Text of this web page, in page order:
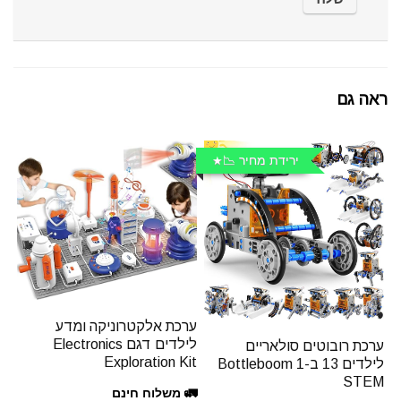
ראה גם
ירידת מחיר 📉
ערכת רובוטים סולאריים
לילדים 13 ב-1 Bottleboom
STEM
ערכת אלקטרוניקה ומדע
לילדים דגם Electronics
Exploration Kit
🚛 משלוח חינם